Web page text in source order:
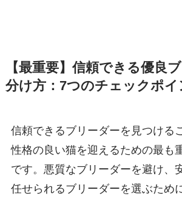
【最重要】信頼できる優良
分け方：7つのチェックポイ
信頼できるブリーダーを見つける
性格の良い猫を迎えるための最も
です。悪質なブリーダーを避け、
任せられるブリーダーを選ぶため